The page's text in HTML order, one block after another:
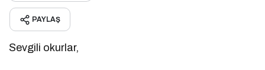
PAYLAŞ
Sevgili okurlar,